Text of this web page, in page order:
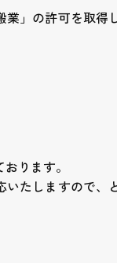
」の許可を取得
ります。
たしますので、